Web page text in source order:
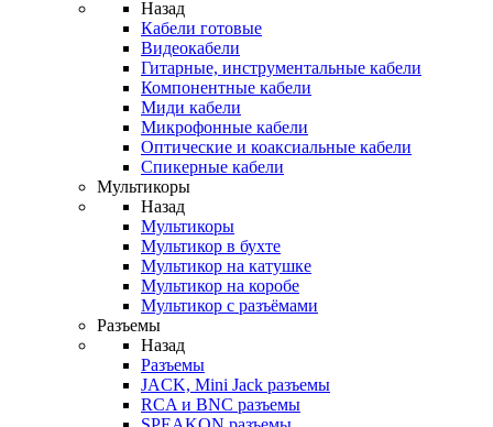
Назад
Кабели готовые
Видеокабели
Гитарные, инструментальные кабели
Компонентные кабели
Миди кабели
Микрофонные кабели
Оптические и коаксиальные кабели
Спикерные кабели
Мультикоры
Назад
Мультикоры
Мультикор в бухте
Мультикор на катушке
Мультикор на коробе
Мультикор с разъёмами
Разъемы
Назад
Разъемы
JACK, Mini Jack разъемы
RCA и BNC разъемы